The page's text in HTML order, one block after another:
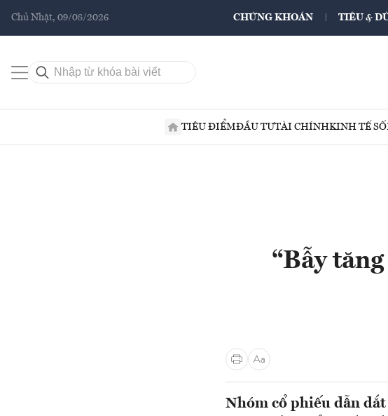
Chủ Nhật, 09/08/2026 CHỨNG KHOÁN TIÊU &
TIÊU ĐIỂMĐẦU TƯTÀI CHÍNHKINH TẾ SỐ
“Bẫy
Nhóm cổ phiếu dẫn